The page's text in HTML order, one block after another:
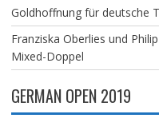
Goldhoffnung für deutsche
Franziska Oberlies und
Mixed-Doppel
GERMAN OPEN 2019